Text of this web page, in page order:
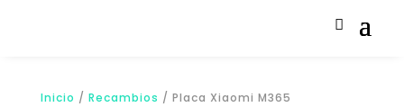
Inicio / Recambios / Placa Xiaomi M365